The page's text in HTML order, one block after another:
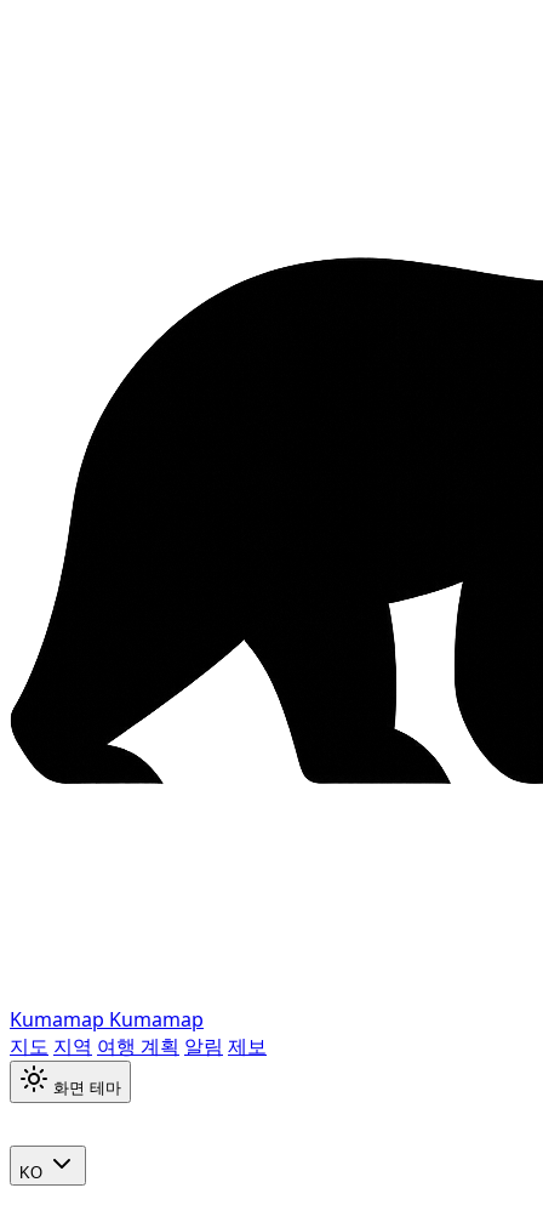
Kumamap Kumamap
지도 지역 여행 계획 알림 제보
화면 테마
KO